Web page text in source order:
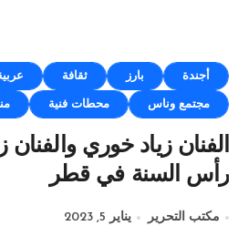
أجندة بارز ثقافة
مجتمع وناس محطات فنية
الفنان زياد خوري والفنان
رأس السنة في قطر
مكتب التحرير يناير 5, 2023